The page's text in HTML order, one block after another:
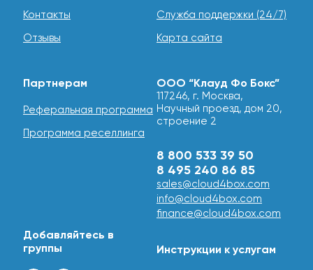
Контакты
Отзывы
Служба поддержки (24/7)
Карта сайта
Партнерам
Реферальная программа
Программа реселлинга
Добавляйтесь в
группы
ООО “Клауд Фо Бокс”
117246, г. Москва,
Научный проезд, дом 20,
строение 2
8 800 533 39 50
8 495 240 86 85
sales@cloud4box.com
info@cloud4box.com
finance@cloud4box.com
Инструкции к услугам